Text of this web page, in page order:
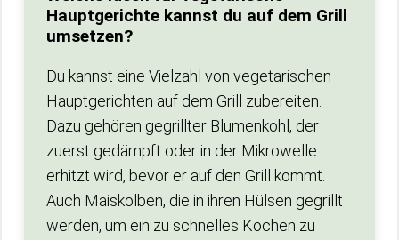
Hauptgerichte kannst du auf dem Grill
umsetzen?
Du kannst eine Vielzahl von vegetarischen
Hauptgerichten auf dem Grill zubereiten.
Dazu gehören gegrillter Blumenkohl, der
zuerst gedämpft oder in der Mikrowelle
erhitzt wird, bevor er auf den Grill kommt.
Auch Maiskolben, die in ihren Hülsen gegrillt
werden, um ein zu schnelles Kochen zu